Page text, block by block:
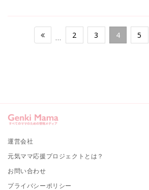
… 2 3 4 5
運営会社
元気ママ応援プロジェクトとは？
お問い合わせ
プライバシーポリシー